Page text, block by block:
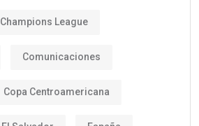
Champions League
Comunicaciones
Copa Centroamericana